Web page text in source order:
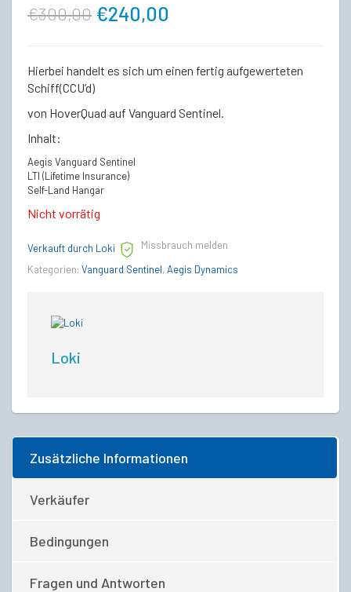
€300,00 Ursprünglicher
€240,00
Hierbei handelt es sich um einen fertig aufgewerteten
Schiff(CCU’d)
von HoverQuad auf Vanguard Sentinel.
Inhalt:
Aegis Vanguard Sentinel
LTI (Lifetime Insurance)
Self-Land Hangar
Nicht vorrätig
Verkauft durch Loki
Missbrauch melden
Kategorien: Vanguard Sentinel, Aegis Dynamics
Loki
Zusätzliche Informationen
Verkäufer
Bedingungen
Fragen und Antworten